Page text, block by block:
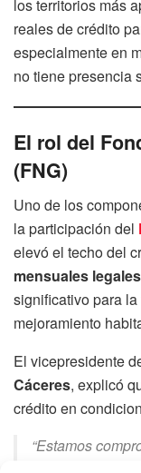
los territorios más
reales de crédito
especialmente en
no tiene presencia
El rol del
(FNG)
Uno de los
la participación del
elevó el techo del
mensuales
significativo para
mejoramiento
El vicepresidente
Cáceres, explicó
crédito en
“Estamos